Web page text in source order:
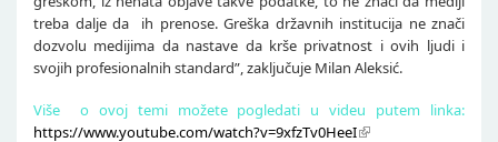
treba dalje da ih prenose. Greška državnih institucija ne znači
dozvolu medijima da nastave da krše privatnost i ovih ljudi i
svojih profesionalnih standard”, zaključuje Milan Aleksić.
Više o ovoj temi možete pogledati u videu putem linka:
https://www.youtube.com/watch?v=9xfzTv0HeeI